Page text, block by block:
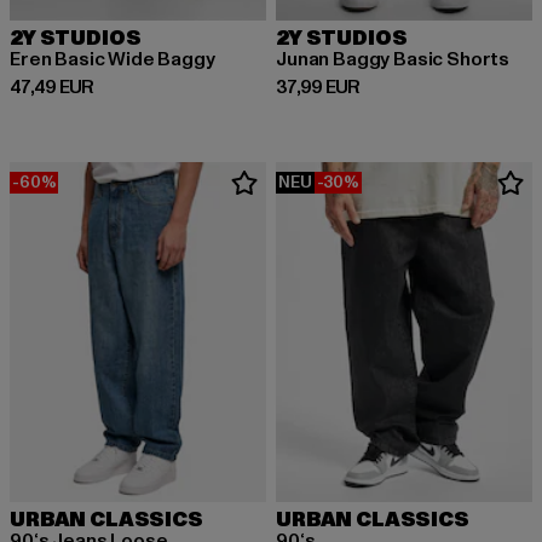
2Y STUDIOS
Eren Basic Wide Baggy
47,49 EUR
Derzeitiger Preis: 47,49 EUR
2Y STUDIOS
Junan Baggy Basic Shorts
37,99 EUR
Derzeitiger Preis: 37,99 EUR
-60%
URBAN CLASSICS
NEU -30%
URBAN CLASSICS